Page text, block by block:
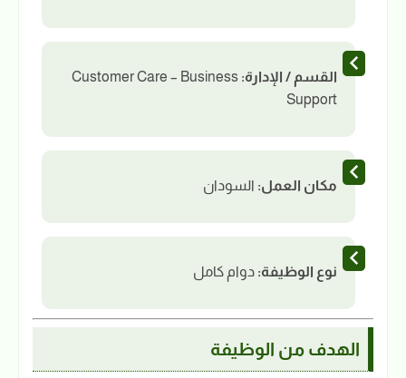
القسم / الإدارة: Customer Care – Business
Support
مكان العمل: السودان
نوع الوظيفة: دوام كامل
الهدف من الوظيفة